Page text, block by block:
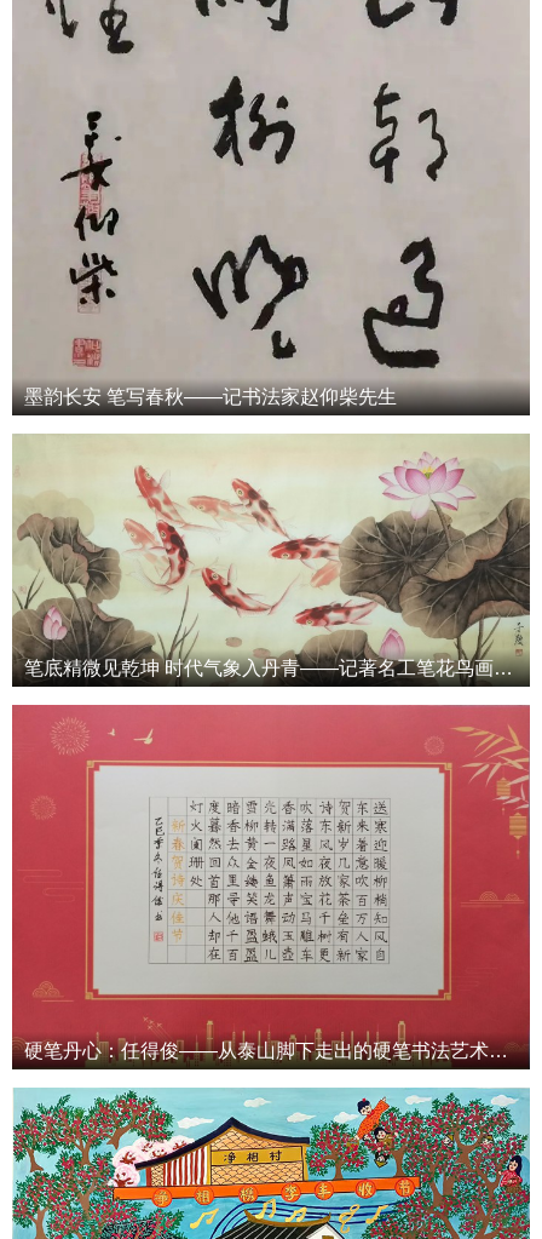
墨韵长安 笔写春秋——记书法家赵仰柴先生
笔底精微见乾坤 时代气象入丹青——记著名工笔花鸟画家于度先生
硬笔丹心：任得俊——从泰山脚下走出的硬笔书法艺术革新者